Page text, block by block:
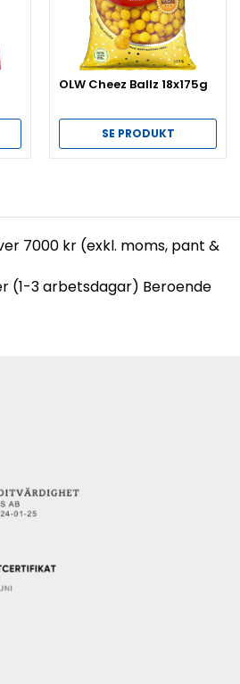
OLW Cheez Ballz 18x175g
SE PRODUKT
7000 kr (exkl. moms, pant &
(1-3 arbetsdagar) Beroende